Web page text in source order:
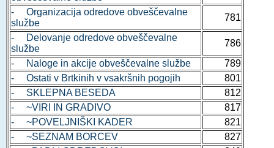
- Organizacija odredove obveščevalne
službe
781
- Delovanje odredove obveščevalne
službe
786
- Naloge in akcije obveščevalne službe
789
- Ostati v Brtkinih v vsakršnih pogojih
801
- SKLEPNA BESEDA
812
- ~VIRI IN GRADIVO
817
- ~POVELJNIŠKI KADER
821
- ~SEZNAM BORCEV
827